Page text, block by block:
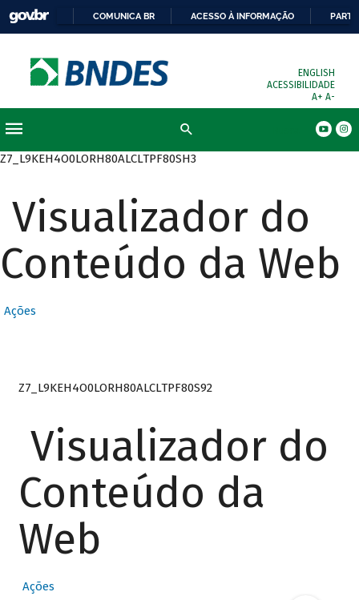
COMUNICA BR ACESSO À INFORMAÇÃO
ENGLISH
ACESSIBILIDADE
A+ A-
Z7_L9KEH4O0LORH80ALCLTPF80SH3
Visualizador do
Conteúdo da Web
Ações
Z7_L9KEH4O0LORH80ALCLTPF80S92
Visualizador do
Conteúdo da
Web
Ações